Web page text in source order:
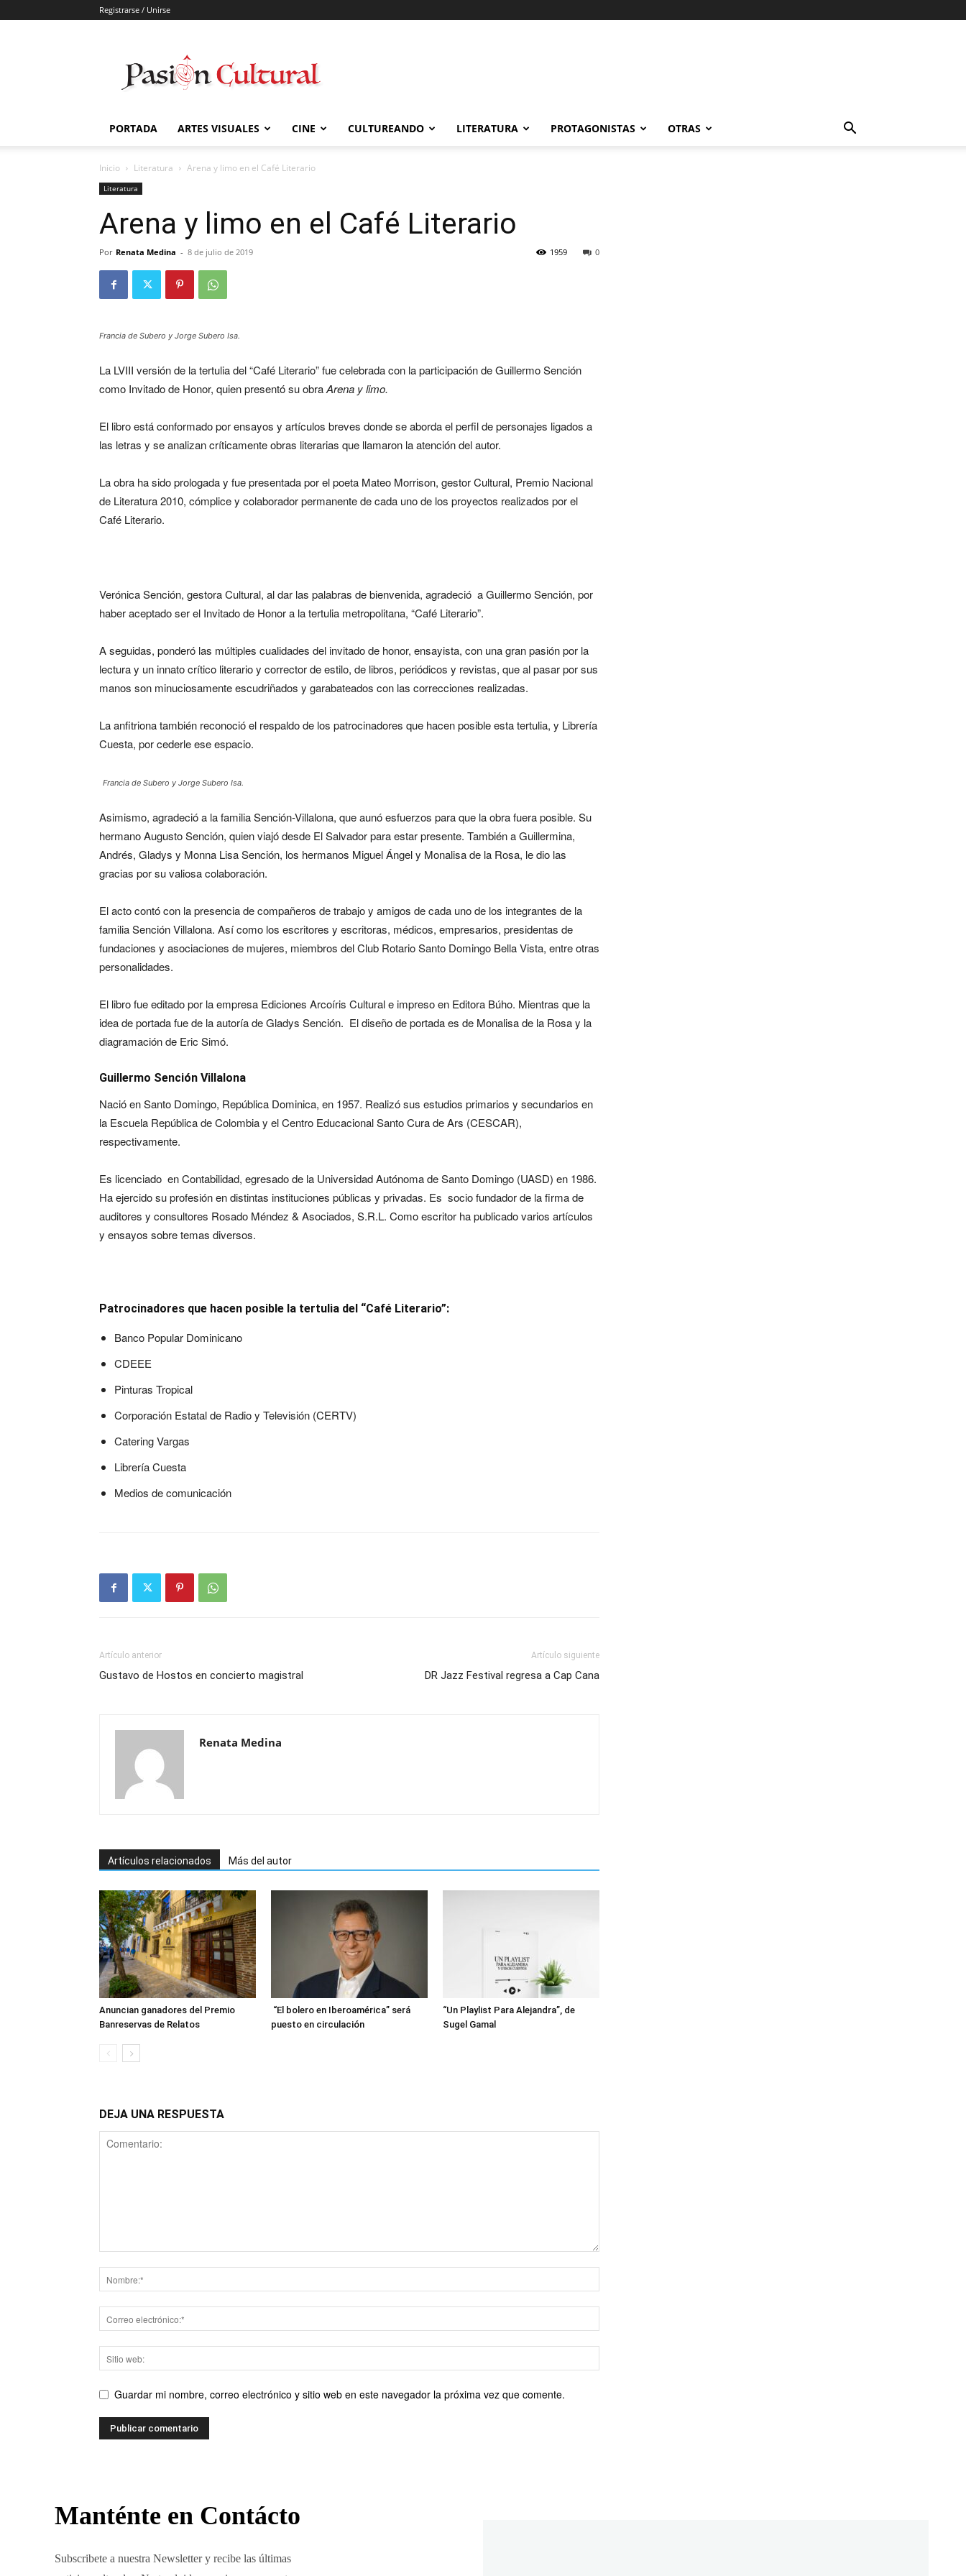
Registrarse / Unirse
Cultural
PORTADA ARTES VISUALES CINE CULTUREANDO LITERATURA PROTAGONISTAS OTRAS
Inicio Literatura Arena y limo en el Café Literario
Literatura
Arena y limo en el Café Literario
Por Renata Medina - 8 de julio de 2019 0
1959
Francia de Subero y Jorge Subero Isa.
La LVIII versión de la tertulia del “Café Literario” fue celebrada con la participación de Guillermo Sención
como Invitado de Honor, quien presentó su obraArena y limo.
El libro está conformado por ensayos y artículos breves donde se aborda el perfil de personajes ligados a
las letras y se analizan críticamente obras literarias que llamaron la atención del autor.
La obra ha sido prologada y fue presentada por el poeta Mateo Morrison, gestor Cultural, Premio Nacional
de Literatura 2010, cómplice y colaborador permanente de cada uno de los proyectos realizados por el
Café Literario.
Verónica Sención, gestora Cultural, al dar las palabras de bienvenida, agradeció a Guillermo Sención, por
haber aceptado ser el Invitado de Honor a la tertulia metropolitana, “Café Literario”.
A seguidas, ponderó las múltiples cualidades del invitado de honor, ensayista, con una gran pasión por la
lectura y un innato crítico literario y corrector de estilo, de libros, periódicos y revistas, que al pasar por sus
manos son minuciosamente escudriñados y garabateados con las correcciones realizadas.
La anfitriona también reconoció el respaldo de los patrocinadores que hacen posible esta tertulia, y Librería
Cuesta, por cederle ese espacio.
Francia de Subero y Jorge Subero Isa.
Asimismo, agradeció a la familia Sención-Villalona, que aunó esfuerzos para que la obra fuera posible. Su
hermano Augusto Sención, quien viajó desde El Salvador para estar presente. También a Guillermina,
Andrés, Gladys y Monna Lisa Sención, los hermanos Miguel Ángel y Monalisa de la Rosa, le dio las
gracias por su valiosa colaboración.
El acto contó con la presencia de compañeros de trabajo y amigos de cada uno de los integrantes de la
familia Sención Villalona. Así como los escritores y escritoras, médicos, empresarios, presidentas de
fundaciones y asociaciones de mujeres, miembros del Club Rotario Santo Domingo Bella Vista, entre otras
personalidades.
El libro fue editado por la empresa Ediciones Arcoíris Cultural e impreso en Editora Búho. Mientras que la
idea de portada fue de la autoría de Gladys Sención. El diseño de portada es de Monalisa de la Rosa y la
diagramación de Eric Simó.
Guillermo Sención Villalona
Nació en Santo Domingo, República Dominica, en 1957. Realizó sus estudios primarios y secundarios en
la Escuela República de Colombia y el Centro Educacional Santo Cura de Ars (CESCAR),
respectivamente.
Es licenciado en Contabilidad, egresado de la Universidad Autónoma de Santo Domingo (UASD) en 1986.
Ha ejercido su profesión en distintas instituciones públicas y privadas. Es socio fundador de la firma de
auditores y consultores Rosado Méndez & Asociados, S.R.L. Como escritor ha publicado varios artículos
y ensayos sobre temas diversos.
Patrocinadores que hacen posible la tertulia del “Café Literario”:
Banco Popular Dominicano
CDEEE
Pinturas Tropical
Corporación Estatal de Radio y Televisión (CERTV)
Catering Vargas
Librería Cuesta
Medios de comunicación
Artículo anterior
Gustavo de Hostos en concierto magistral
Artículo siguiente
DR Jazz Festival regresa a Cap Cana
Renata Medina
Artículos relacionados Más del autor
Anuncian ganadores del Premio
Banreservas de Relatos
“El bolero en Iberoamérica” será
puesto en circulación
“Un Playlist Para Alejandra”, de
Sugel Gamal
DEJA UNA RESPUESTA
Guardar mi nombre, correo electrónico y sitio web en este navegador la próxima vez que comente.
Manténte en Contácto
Subscribete a nuestra Newsletter y recibe las últimas